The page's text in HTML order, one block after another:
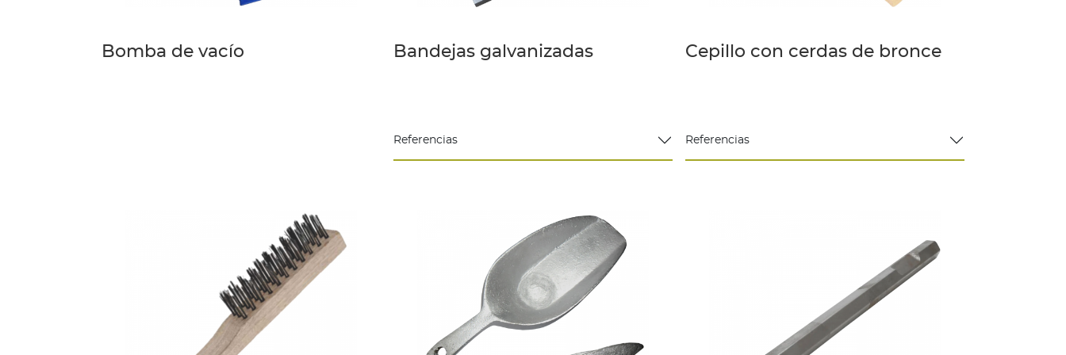
Bomba de vacío Bandejas galvanizadas
Referencias
Cepillo con cerdas de bronce
Referencias